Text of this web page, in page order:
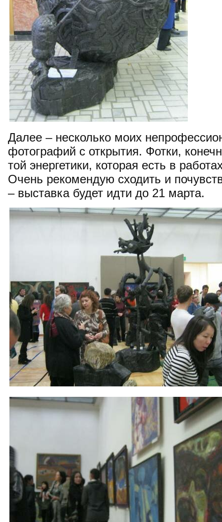
Далее – несколько моих
фотографий с открытия. Фотки,
той энергетики, которая есть в
Очень рекомендую сходить и
– выставка будет идти до 21 марта.